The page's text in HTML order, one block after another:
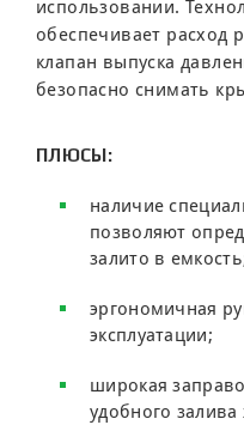
использовании.
обеспечивает расход
клапан выпуска
безопасно снимать
ПЛЮСЫ:
наличие
позволяют
залито в
эргономичная
эксплуатации;
широкая
удобного залива